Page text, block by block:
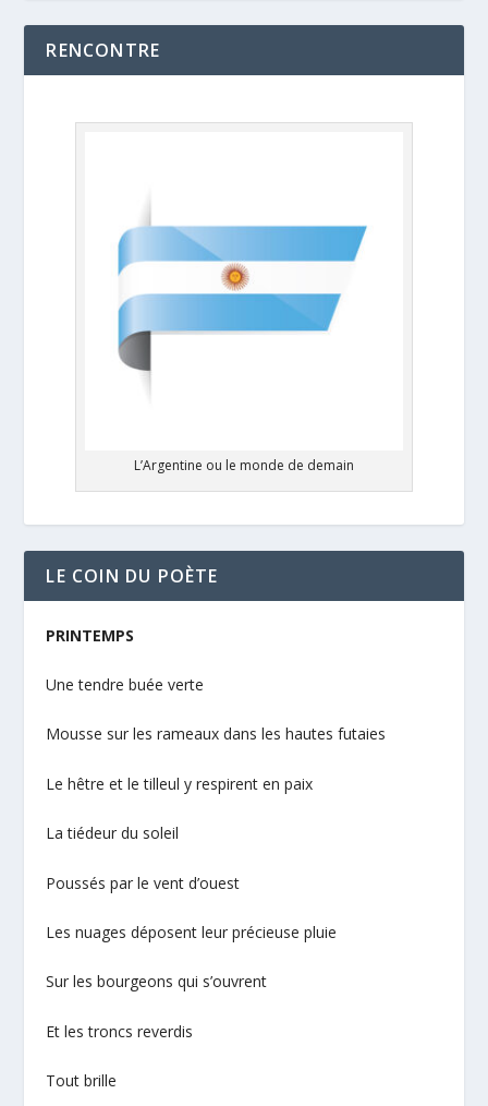
RENCONTRE
L’Argentine ou le monde de demain
LE COIN DU POÈTE
PRINTEMPS
Une tendre buée verte
Mousse sur les rameaux dans les hautes futaies
Le hêtre et le tilleul y respirent en paix
La tiédeur du soleil
Poussés par le vent d’ouest
Les nuages déposent leur précieuse pluie
Sur les bourgeons qui s’ouvrent
Et les troncs reverdis
Tout brille